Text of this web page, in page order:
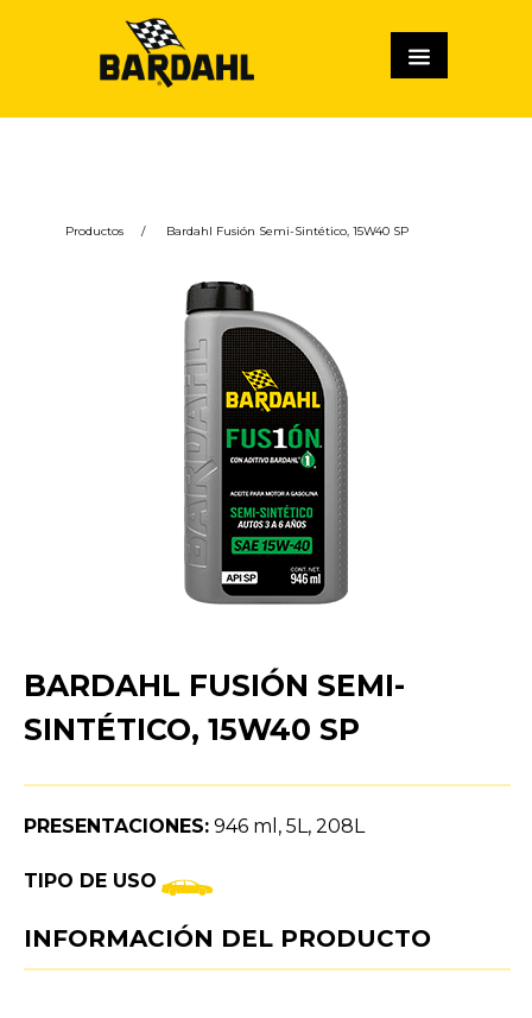
Productos / Bardahl Fusión Semi-Sintético, 15W40 SP
BARDAHL FUSIÓN SEMI-
SINTÉTICO, 15W40 SP
PRESENTACIONES: 946 ml, 5L, 208L
TIPO DE USO
INFORMACIÓN DEL PRODUCTO